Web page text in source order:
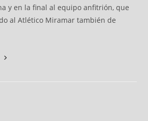
y en la final al equipo anfitrión, que
al Atlético Miramar también de